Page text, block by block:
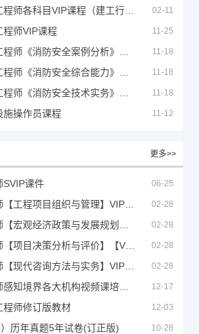
02-11
程师VIP课程 11-25
11-18
11-18
11-18
施操作员课程 11-12
更多>>
SVIP课件 06-25
02-28
02-28
02-28
02-28
12-17
程师修订版教材 12-03
历年真题5年试卷(订正版) 10-28